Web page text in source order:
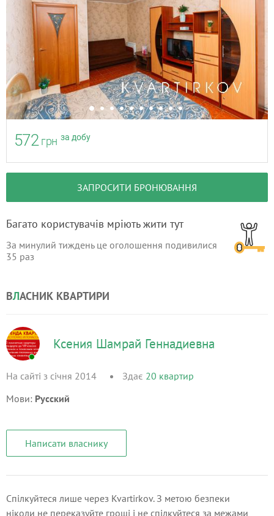
572 грн за добу
ЗАПРОСИТИ БРОНЮВАННЯ
Багато користувачів мріють жити тут
За минулий тиждень це оголошення подивилися
35 раз
ВЛАСНИК КВАРТИРИ
Ксения Шамрай Геннадиевна
На сайті з січня 2014 Здає 20 квартир
Мови: Русский
Написати власнику
Спілкуйтеся лише через Kvartirkov. З метою безпеки
ніколи не переказуйте гроші і не спілкуйтеся за межами